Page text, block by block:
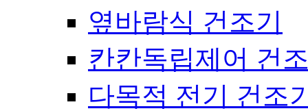
옆바람식 건조기
칸칸독립제어 건
다목적 전기 건조